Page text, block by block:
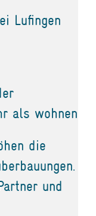
Lufingen
als wohnen
die
und